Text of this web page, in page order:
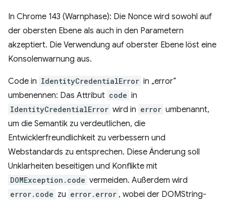
In Chrome 143 (Warnphase): Die Nonce wird sowohl auf
der obersten Ebene als auch in den Parametern
akzeptiert. Die Verwendung auf oberster Ebene löst eine
Konsolenwarnung aus.
Code in IdentityCredentialError in „error“
umbenennen: Das Attribut code in
IdentityCredentialError wird in error umbenannt,
um die Semantik zu verdeutlichen, die
Entwicklerfreundlichkeit zu verbessern und
Webstandards zu entsprechen. Diese Änderung soll
Unklarheiten beseitigen und Konflikte mit
DOMException.code vermeiden. Außerdem wird
error.code zu error.error , wobei der DOMString-